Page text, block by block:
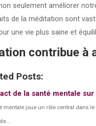
seulement améliorer
de la méditation sont
une vie plus saine et
contribue à
Posts:
de la santé mentale
mentale joue un rôle central dans